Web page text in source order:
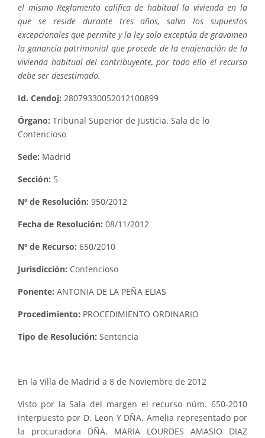
el mismo Reglamento califica de habitual la vivienda en la
que se reside durante tres años, salvo los supuestos
excepcionales que permite y la ley solo exceptúa de gravamen
la ganancia patrimonial que procede de la enajenación de la
vivienda habitual del contribuyente, por todo ello el recurso
debe ser desestimado.
Id. Cendoj: 28079330052012100899
Órgano: Tribunal Superior de Justicia. Sala de lo
Contencioso
Sede: Madrid
Sección: 5
Nº de Resolución: 950/2012
Fecha de Resolución: 08/11/2012
Nº de Recurso: 650/2010
Jurisdicción: Contencioso
Ponente: ANTONIA DE LA PEÑA ELIAS
Procedimiento: PROCEDIMIENTO ORDINARIO
Tipo de Resolución: Sentencia
En la Villa de Madrid a 8 de Noviembre de 2012
Visto por la Sala del margen el recurso núm. 650-2010
interpuesto por D. Leon Y DÑA. Amelia representado por
la procuradora DÑA. MARIA LOURDES AMASIO DIAZ